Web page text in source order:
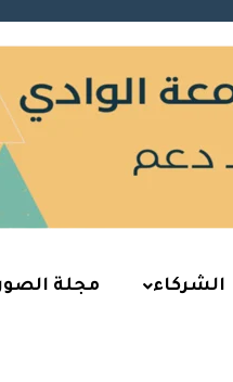
الشركاء مجلة